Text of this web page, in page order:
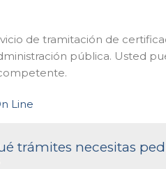
de tramitación de
pública. Usted
Line
trámites necesitas